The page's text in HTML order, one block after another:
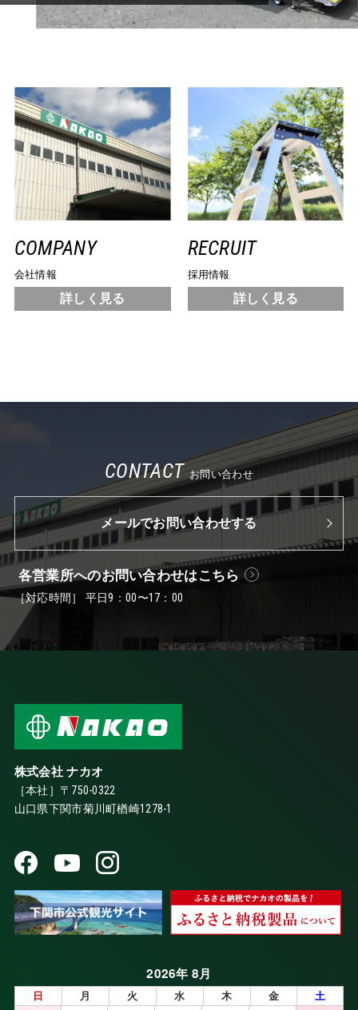
COMPANY
会社情報
詳しく見る
RECRUIT
採用情報
詳しく見る
CONTACT お問い合わせ
メールでお問い合わせする
各営業所へのお問い合わせはこちら
［対応時間］ 平日9：00〜17：00
株式会社 ナカオ
［本社］〒750-0322
山口県下関市菊川町楢崎1278-1
2026年 8月
日 月 火 水 木 金 土